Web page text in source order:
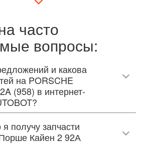
часто
вопросы:
и какова
на PORSCHE
(958) в интернет-
я получу запчасти
Кайен 2 92А